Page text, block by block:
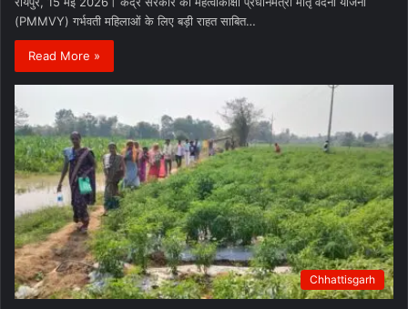
(PMMVY) गर्भवती महिलाओं के लिए बड़ी राहत साबित…
Read More »
Chhattisgarh